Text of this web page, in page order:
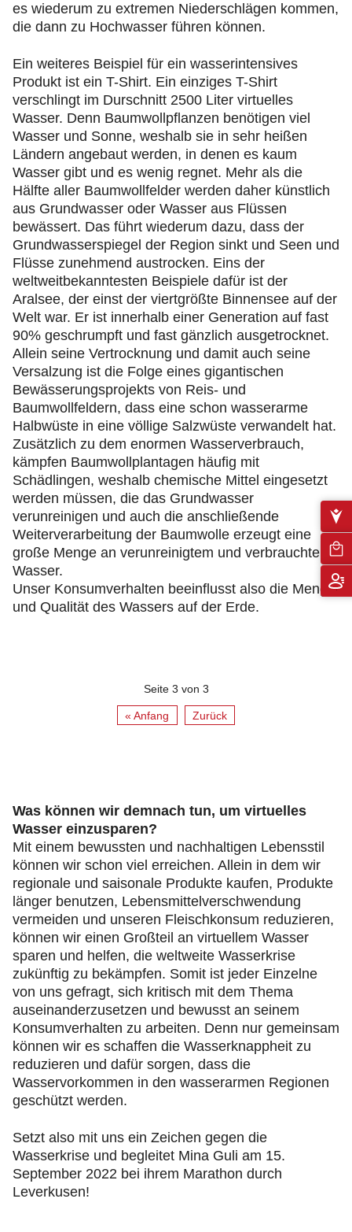
es wiederum zu extremen Niederschlägen kommen,
die dann zu Hochwasser führen können.
Ein weiteres Beispiel für ein wasserintensives
Produkt ist ein T-Shirt. Ein einziges T-Shirt
verschlingt im Durschnitt 2500 Liter virtuelles
Wasser. Denn Baumwollpflanzen benötigen viel
Wasser und Sonne, weshalb sie in sehr heißen
Ländern angebaut werden, in denen es kaum
Wasser gibt und es wenig regnet. Mehr als die
Hälfte aller Baumwollfelder werden daher künstlich
aus Grundwasser oder Wasser aus Flüssen
bewässert. Das führt wiederum dazu, dass der
Grundwasserspiegel der Region sinkt und Seen und
Flüsse zunehmend austrocken. Eins der
weltweitbekanntesten Beispiele dafür ist der
Aralsee, der einst der viertgrößte Binnensee auf der
Welt war. Er ist innerhalb einer Generation auf fast
90% geschrumpft und fast gänzlich ausgetrocknet.
Allein seine Vertrocknung und damit auch seine
Versalzung ist die Folge eines gigantischen
Bewässerungsprojekts von Reis- und
Baumwollfeldern, dass eine schon wasserarme
Halbwüste in eine völlige Salzwüste verwandelt hat.
Zusätzlich zu dem enormen Wasserverbrauch,
kämpfen Baumwollplantagen häufig mit
Schädlingen, weshalb chemische Mittel eingesetzt
werden müssen, die das Grundwasser
verunreinigen und auch die anschließende
Weiterverarbeitung der Baumwolle erzeugt eine
große Menge an verunreinigtem und verbrauchtem
Wasser.
Unser Konsumverhalten beeinflusst also die Menge
und Qualität des Wassers auf der Erde.
Seite 3 von 3
« Anfang Zurück
Was können wir demnach tun, um virtuelles
Wasser einzusparen?
Mit einem bewussten und nachhaltigen Lebensstil
können wir schon viel erreichen. Allein in dem wir
regionale und saisonale Produkte kaufen, Produkte
länger benutzen, Lebensmittelverschwendung
vermeiden und unseren Fleischkonsum reduzieren,
können wir einen Großteil an virtuellem Wasser
sparen und helfen, die weltweite Wasserkrise
zukünftig zu bekämpfen. Somit ist jeder Einzelne
von uns gefragt, sich kritisch mit dem Thema
auseinanderzusetzen und bewusst an seinem
Konsumverhalten zu arbeiten. Denn nur gemeinsam
können wir es schaffen die Wasserknappheit zu
reduzieren und dafür sorgen, dass die
Wasservorkommen in den wasserarmen Regionen
geschützt werden.
Setzt also mit uns ein Zeichen gegen die
Wasserkrise und begleitet Mina Guli am 15.
September 2022 bei ihrem Marathon durch
Leverkusen!